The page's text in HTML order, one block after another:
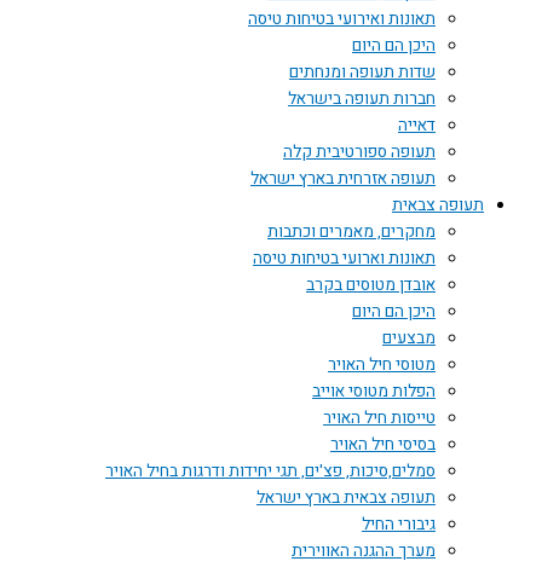
תאונות ואירועי בטיחות טיסה
היכן הם היום
שדות תעופה ומנחתים
חברות תעופה בישראל
דאייה
תעופה ספורטיבית קלה
תעופה אזרחית בארץ ישראל
תעופה צבאית
מחקרים, מאמרים וכתבות
תאונות וארועי בטיחות טיסה
אובדן מטוסים בקרב
היכן הם היום
מבצעים
מטוסי חיל האויר
הפלות מטוסי אוייב
טייסות חיל האויר
בסיסי חיל האויר
סמלים,סיכות, פצ'ים, תגי יחידות ודרגות בחיל האויר
תעופה צבאית בארץ ישראל
גיבורי החיל
מערך ההגנה האווירית